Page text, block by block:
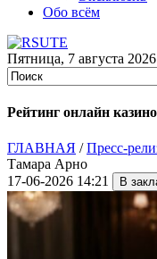
Обо всём
Пятница, 7 августа 2026
Рейтинг онлайн
ГЛАВНАЯ /Пресс-
Тамара Арно
17-06-2026 14:21